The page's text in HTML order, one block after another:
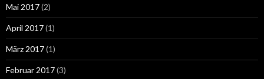
Mai 2017(2)
April 2017(1)
März 2017(1)
Februar 2017(3)